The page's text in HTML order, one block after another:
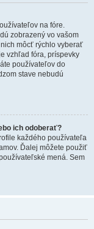
na fóre.
zobrazený vo vašom
môcť rýchlo vyberať
vzhľad fóra, príspevky
používateľov do
stave nebudú
ich odoberať?
každého používateľa
Ďalej môžete použiť
mená. Sem